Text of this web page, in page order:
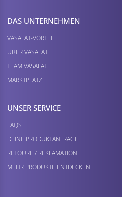
DAS UNTERNEHMEN
VASALAT-VORTEILE
ÜBER VASALAT
TEAM VASALAT
MARKTPLÄTZE
UNSER SERVICE
FAQS
DEINE PRODUKTANFRAGE
RETOURE / REKLAMATION
MEHR PRODUKTE ENTDECKEN